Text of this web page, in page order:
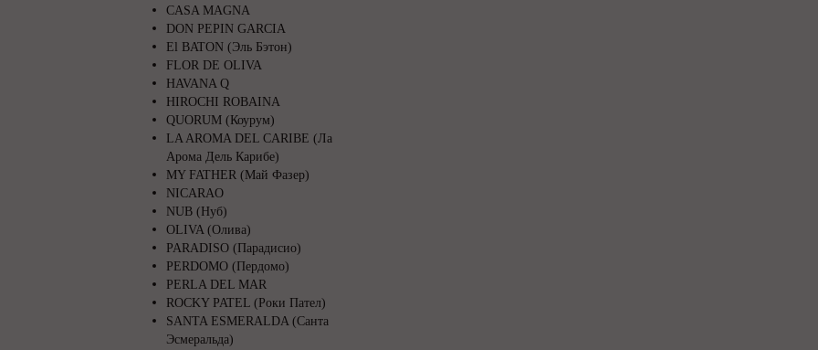
CASA MAGNA
DON PEPIN GARCIA
El BATON (Эль Бэтон)
FLOR DE OLIVA
HAVANA Q
HIROCHI ROBAINA
QUORUM (Коурум)
LA AROMA DEL CARIBE (Ла
Арома Дель Карибе)
MY FATHER (Май Фазер)
NICARAO
NUB (Нуб)
OLIVA (Олива)
PARADISO (Парадисио)
PERDOMO (Пердомо)
PERLA DEL MAR
ROCKY PATEL (Роки Пател)
SANTA ESMERALDA (Санта
Эсмеральда)